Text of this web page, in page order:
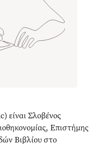
είναι Σλοβένος
Επιστήμης
Βιβλίου στο